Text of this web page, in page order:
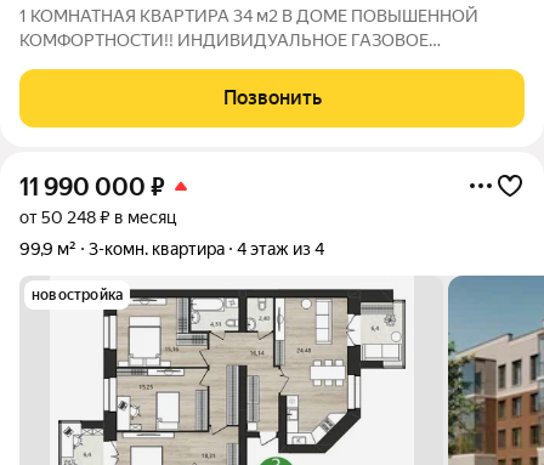
1 КОМНАТНАЯ КВАРТИРА 34 м2 В ДОМЕ ПОВЫШЕННОЙ
КОМФОРТНОСТИ!! ИНДИВИДУАЛЬНОЕ ГАЗОВОЕ
КЛАССА!!! ПРЕИМУЩЕСТВО КВАРТИРЫ - индивидуальное
отопление - просторная планировка - в комнатах высокие
Позвонить
11 990 000 ₽
от 50 248 ₽ в месяц
99,9 м²
3-комн. квартира 4 этаж из 4
новостройка